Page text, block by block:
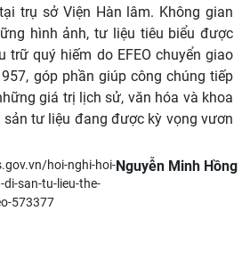
tại trụ sở Viện Hàn lâm. Không gian
hình ảnh, tư liệu tiêu biểu được
quý hiếm do EFEO chuyển giao
góp phần giúp công chúng tiếp
giá trị lịch sử, văn hóa và khoa
tư liệu đang được kỳ vọng vươn
​Nguyễn Minh Hồng
hoi-nghi-hoi-
san-tu-lieu-the-
573377